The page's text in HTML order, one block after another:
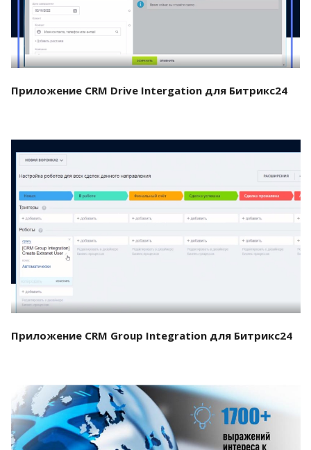
Приложение CRM Drive Intergation для Битрикс24
Смотреть проект
Приложение CRM Group Integration для Битрикс24